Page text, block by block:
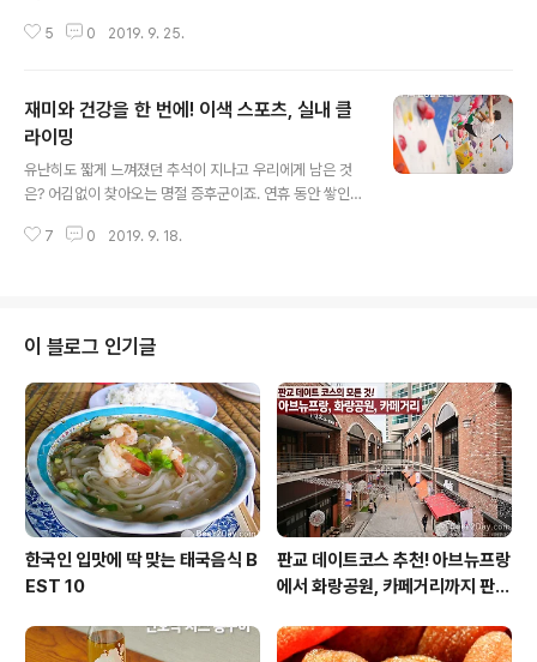
구나 싶은데요. 이렇듯 체감으로 느껴지는 날씨의 변화와
꽃은 바로 황화 코스모스가 아닐까 싶습니다. 가을로 접어
드는 9월과 함께 시작되는 황화 코스모스는 멀리 떠나지
않아도 가까운 곳에서 부담 없이 만날 수 있는데요. 오늘은
잠깐 시간 내어 방문하기 좋은 곳으로 가을맞이 인생샷을
공원 들꽃마루에 가는 방법시민들의 편안한 안식처가 되어
5 0 2019. 9. 25.
재미와 건강을 한 번에! 이색 스포츠, 실내 클
라이밍
유난히도 짧게 느껴졌던 추석이 지나고 우리에게 남은 것
은? 어김없이 찾아오는 명절 증후군이죠. 연휴 동안 쌓인
아지고 있는 실내 스포츠, 클라이밍은 어떨까요? 산의 암벽
이지만, 1일 강습이 있을 만큼 전문가의 도움을 받으면 초
보자도 쉽게 체험할 수 있는데요. 그럼 즐거웠던 연휴를 뒤
로하고 지친 몸과 마음을 회복하러 가뿐하게 떠나볼까요?
워밍업! 실내 클라이밍 이용법실내 클라이밍에 도전하기
위해 홍대에 위치한 더 클라임을 찾았습니다. 지하철 홍대
입구역 1번 출구에서 도보 5분 거리에 있..
7 0 2019. 9. 18.
이 블로그 인기글
한국인 입맛에 딱 맞는 태국음식 B
EST 10
판교 데이트코스 추천! 아브뉴프랑
에서 화랑공원, 카페거리까지 판교